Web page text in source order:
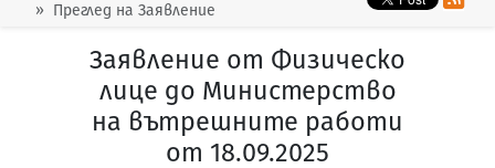
Преглед на Заявление
Заявление от Физическо
лице до Министерство
на вътрешните работи
от 18.09.2025